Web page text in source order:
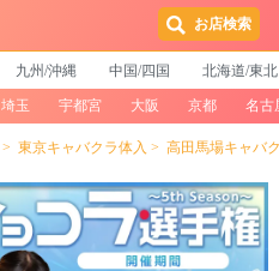
お店検索
九州/沖縄 中国/四国 北海道/東北
埼玉 宇都宮 大阪 京都 名古
東京キャバクラ体入 高田馬場キャバ